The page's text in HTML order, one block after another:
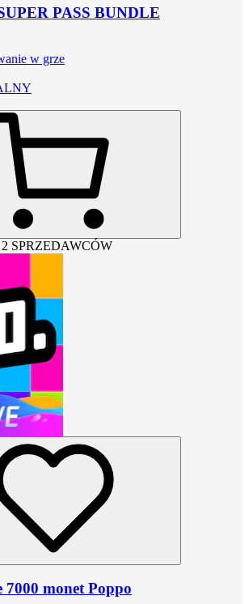
PASS BUNDLE
w grze
SPRZEDAWCÓW
7000 monet Poppo